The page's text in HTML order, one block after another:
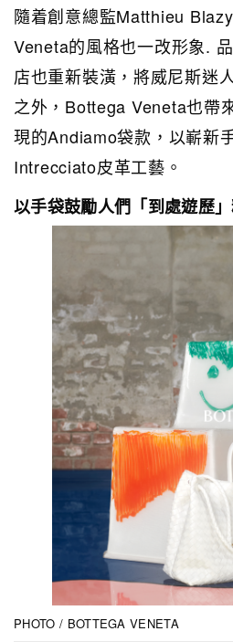
隨着創意總監Matthieu
Veneta的風格也一改形象.
店也重新裝潢，將威尼斯迷
之外，Bottega Veneta也帶
現的Andiamo袋款，以嶄新
Intrecciato皮革工藝。
以手袋鼓勵人們「到處遊歷
PHOTO / BOTTEGA VENETA